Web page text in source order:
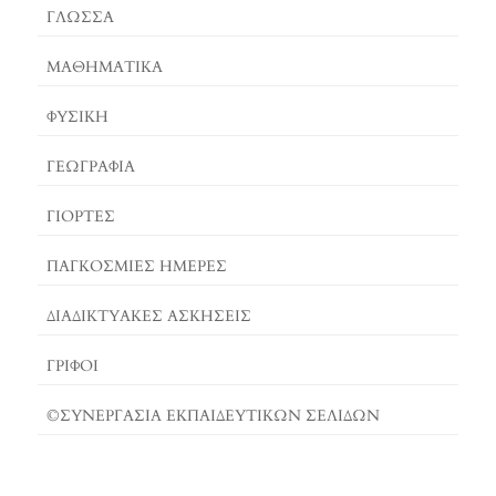
O S
ΓΛΏΣΣΑ
ΜΑΘΗΜΑΤΙΚΆ
ΦΥΣΙΚΗ
ΓΕΩΓΡΑΦΊΑ
ΓΙΟΡΤΈΣ
ΠΑΓΚΟΣΜΙΕΣ ΗΜΕΡΕΣ
ΔΙΑΔΙΚΤΥΑΚΈΣ ΑΣΚΉΣΕΙΣ
ΓΡΙΦΟΙ
©ΣΥΝΕΡΓΑΣΙΑ ΕΚΠΑΙΔΕΥΤΙΚΩΝ ΣΕΛΙΔΩΝ